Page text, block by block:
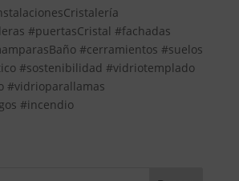
#puertasCristal #fachadas
#cerramientos #suelos
#sostenibilidad #vidriotemplado
#vidrioparallamas
#incendio